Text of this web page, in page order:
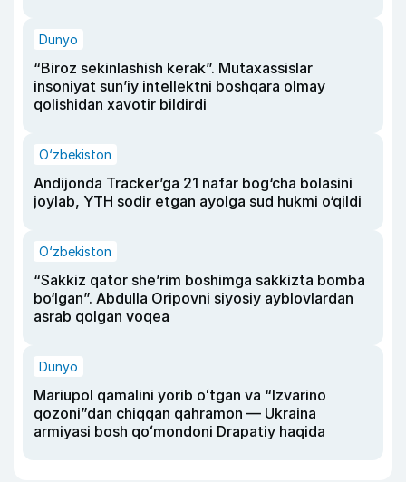
Dunyo
“Biroz sekinlashish kerak”. Mutaxassislar
insoniyat sun’iy intellektni boshqara olmay
qolishidan xavotir bildirdi
O‘zbekiston
Andijonda Tracker’ga 21 nafar bog‘cha bolasini
joylab, YTH sodir etgan ayolga sud hukmi o‘qildi
O‘zbekiston
“Sakkiz qator she’rim boshimga sakkizta bomba
bo‘lgan”. Abdulla Oripovni siyosiy ayblovlardan
asrab qolgan voqea
Dunyo
Mariupol qamalini yorib oʻtgan va “Izvarino
qozoni”dan chiqqan qahramon — Ukraina
armiyasi bosh qoʻmondoni Drapatiy haqida